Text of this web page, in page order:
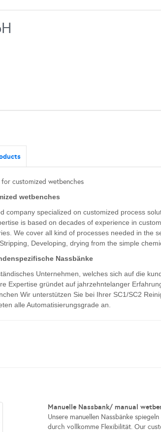
customized wetbenches
wetbenches
company specialized on customized process
is based on decades of experience in
We cover all kind of processes needed in the
Developing, drying from the simple
Nassbänke
Unternehmen, welches sich auf die
Expertise gründet auf jahrzehntelanger
Wir unterstützen Sie bei Ihrer SC1/SC2
alle Automatisierungsgrade an.
Manuelle Nassbank/ manual
Unsere manuellen Nassbänke
durch vollkomme Flexibilität. Our